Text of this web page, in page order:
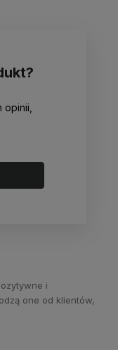
i
one od klientów,